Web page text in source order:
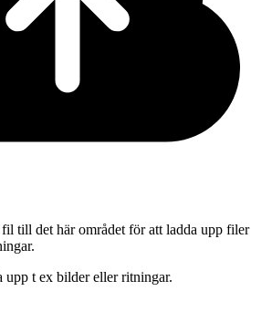
till det här området för att ladda upp filer
t ex bilder eller ritningar.